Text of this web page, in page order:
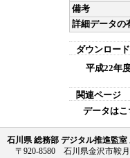
備考
詳細データの
ダウンロード
平成22年
関連ページ
データはこ
石川県 総務部 デジタル推進監
〒920-8580 石川県金沢市鞍月